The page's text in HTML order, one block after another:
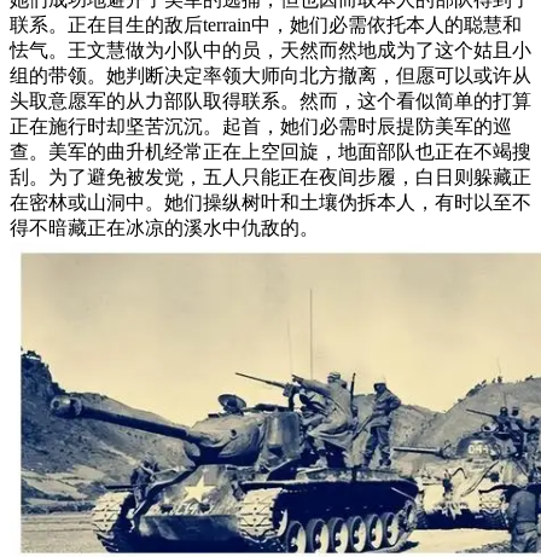
联系。正在目生的敌后terrain中，她们必需依托本人的聪慧和
怯气。王文慧做为小队中的员，天然而然地成为了这个姑且小
组的带领。她判断决定率领大师向北方撤离，但愿可以或许从
头取意愿军的从力部队取得联系。然而，这个看似简单的打算
正在施行时却坚苦沉沉。起首，她们必需时辰提防美军的巡
查。美军的曲升机经常正在上空回旋，地面部队也正在不竭搜
刮。为了避免被发觉，五人只能正在夜间步履，白日则躲藏正
在密林或山洞中。她们操纵树叶和土壤伪拆本人，有时以至不
得不暗藏正在冰凉的溪水中仇敌的。